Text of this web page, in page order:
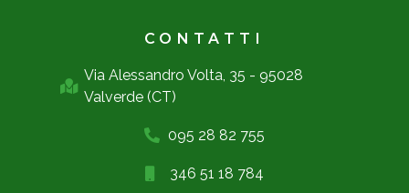
CONTATTI
Via Alessandro Volta, 35 - 95028
Valverde (CT)
095 28 82 755
346 51 18 784